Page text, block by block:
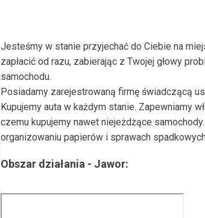
Jesteśmy w stanie przyjechać do Ciebie na
zapłacić od razu, zabierając z Twojej głowy
samochodu.
Posiadamy zarejestrowaną firmę świadczącą
Kupujemy auta w każdym stanie. Zapewniamy
czemu kupujemy nawet niejeżdżące
organizowaniu papierów i sprawach
Obszar działania - Jawor: